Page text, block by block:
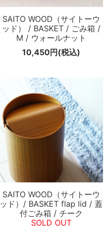
SAITO WOOD（サイトーウ
ッド） / BASKET / ごみ箱 /
M / ウォールナット
10,450円(税込)
SAITO WOOD（サイトーウ
ッド）/ BASKET flap lid / 蓋
付ごみ箱 / チーク
SOLD OUT